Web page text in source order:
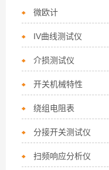
微欧计
IV曲线测试仪
介损测试仪
开关机械特性
绕组电阻表
分接开关测试仪
扫频响应分析仪